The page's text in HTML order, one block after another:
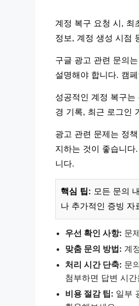
계정 복구 요청 시, 최
정보, 계정 생성 시점
구글 광고 관련 문의
설명해야 합니다. 캠
성공적인 계정 복구
경 기록, 최근 로그인
광고 관련 문제는 정
지하는 것이 좋습니
니다.
핵심 팁: 모든 문의
나 추가적인 증빙 자
우선 확인 사항: 문
맞춤 문의 방법: 계
처리 시간 단축: 문
첨부하면 답변 시
비용 절감 팁: 일부